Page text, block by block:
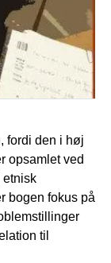
fordi den i høj
opsamlet ved
etnisk
bogen fokus på
til